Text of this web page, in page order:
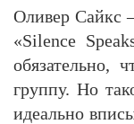
Оливер Сайкс
«Silence
обязательно,
группу. Но
идеально